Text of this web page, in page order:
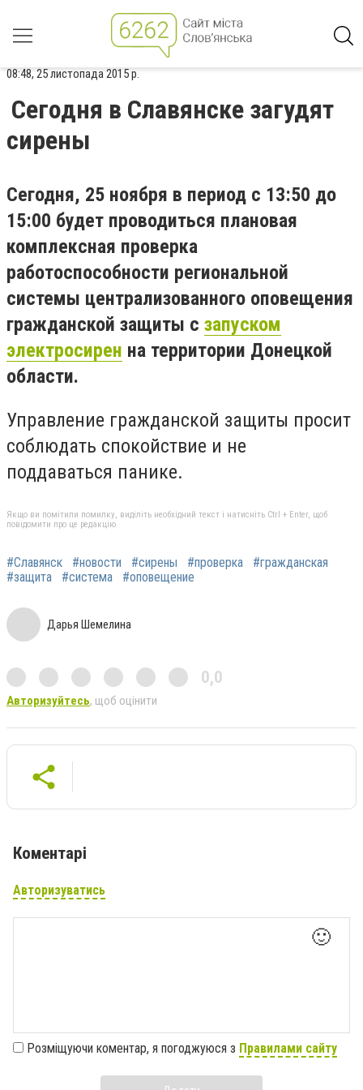
08:48, 25 листопада 2015 р.
Сегодня в Славянске загудят
сирены
Сегодня, 25 ноября в период с 13:50 до
15:00 будет проводиться плановая
комплексная проверка
работоспособности региональной
системы централизованного оповещения
гражданской защиты с запуском
электросирен на территории Донецкой
области.
Управление гражданской защиты просит
соблюдать спокойствие и не
поддаваться панике.
Якщо ви помітили помилку, виділіть необхідний текст і натисніть Ctrl + Enter, щоб
повідомити про це редакцію
#Славянск #новости #сирены #проверка
#гражданская
#защита
#система #оповещение
Дарья Шемелина
0,0
Авторизуйтесь, щоб оцінити
Коментарі
Авторизуватись
🙂
Розміщуючи коментар, я погоджуюся з Правилами сайту